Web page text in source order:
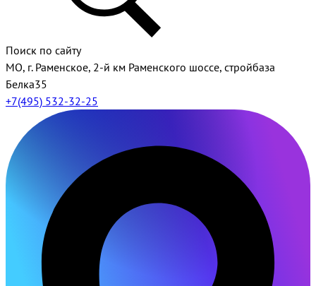
Поиск по сайту
МО, г. Раменское, 2-й км Раменского шоссе, стройбаза
Белка35
+7(495) 532-32-25